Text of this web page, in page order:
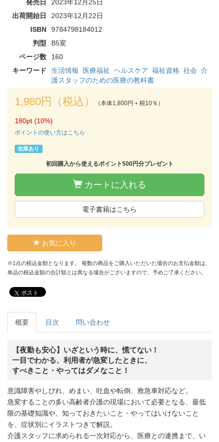
発売日
2023年12月25日
出荷開始日
2023年12月22日
ISBN
9784798184012
判型
B5変
ページ数
160
キーワード
生活情報 医療福祉 ヘルスケア 福祉資格 社会 介
護スタッフのための医療の教科書
1,980円（税込） （本体1,800円＋税10％）
180pt (10%)
ポイントの使い方はこちら
在庫あり
初回購入から使えるポイント500円分プレゼント
カートに入れる
電子書籍はこちら
お気に入り
※1点の税込金額となります。 複数の商品をご購入いただいた場合のお支払金額は、
単品の税込金額の合計額とは異なる場合がございますので、予めご了承ください。
ポスト
概要 目次 問い合わせ
【夜勤も安心】いざという時に、慌てない！
一目でわかる、利用者が急変したときに、
すべきこと・やってはダメなこと！
意識障害やしびれ、めまい、吐血や転倒、救急車対応など。
急変することの多い高齢者介護の現場において必要となる、最低
限の基礎知識や、知っておきたいこと・やってはいけないこと
を、症状別にイラストつきで解説。
介護スタッフに求められる一次対応から、医療との連携まで、い